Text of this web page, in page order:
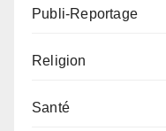
Publi-Reportage
Religion
Santé